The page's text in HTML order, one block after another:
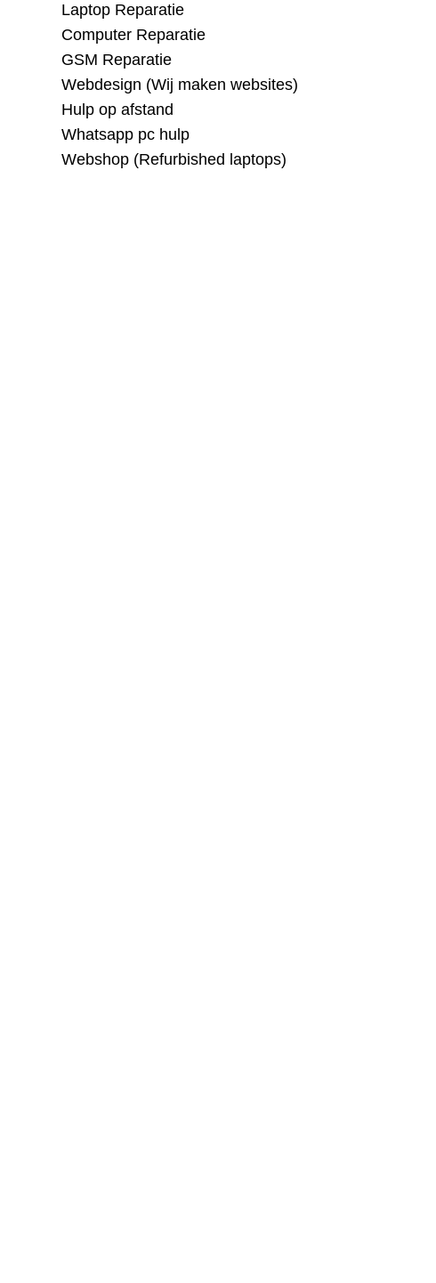
Laptop Reparatie
Computer Reparatie
GSM Reparatie
Webdesign (Wij maken websites)
Hulp op afstand
Whatsapp pc hulp
Webshop (Refurbished laptops)